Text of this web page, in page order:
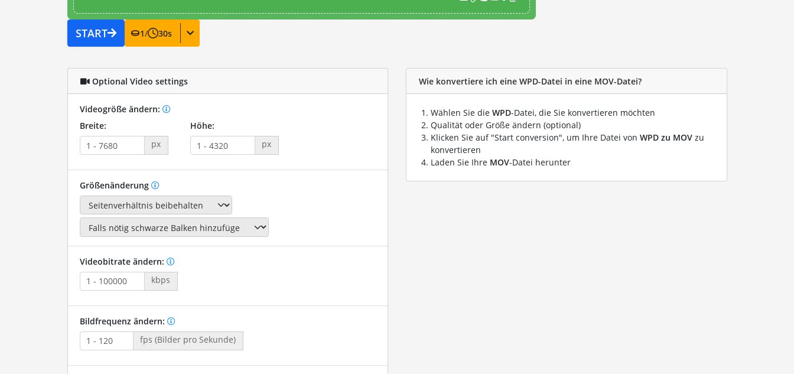
START 1/ 30s
Optional Video settings
Videogröße ändern:
Breite:
px
Höhe:
px
Größenänderung
Videobitrate ändern:
kbps
Bildfrequenz ändern:
fps (Bilder pro Sekunde)
Wie konvertiere ich eine WPD-Datei in eine MOV-Datei?
Wählen Sie die WPD-Datei, die Sie konvertieren möchten
Qualität oder Größe ändern (optional)
Klicken Sie auf "Start conversion", um Ihre Datei von WPD zu MOV zu
konvertieren
Laden Sie Ihre MOV-Datei herunter